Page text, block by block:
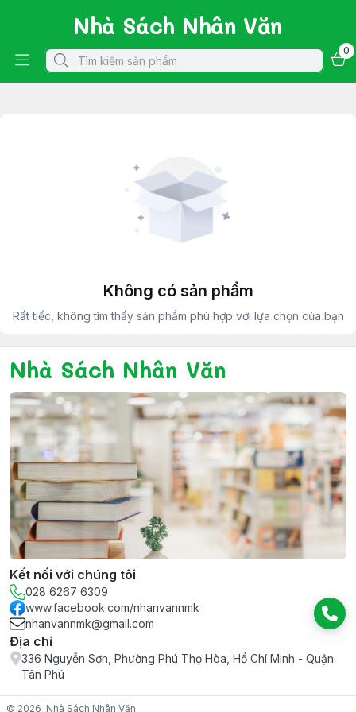
Nhà Sách Nhân Văn
0
Không có sản phẩm
Rất tiếc, không tìm thấy sản phẩm phù hợp với lựa chọn của bạn
Nhà Sách Nhân Văn
Kết nối với chúng tôi
028 6267 6309
www.facebook.com/nhanvannmk
nhanvannmk@gmail.com
Địa chỉ
336 Nguyễn Sơn, Phường Phú Thọ Hòa, Hồ Chí Minh - Quận
Tân Phú
© 2026 Nhà Sách Nhân Văn